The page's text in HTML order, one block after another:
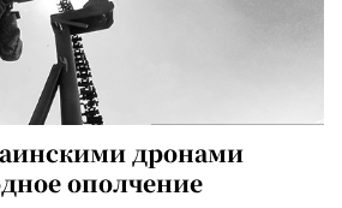
дронами
ополчение